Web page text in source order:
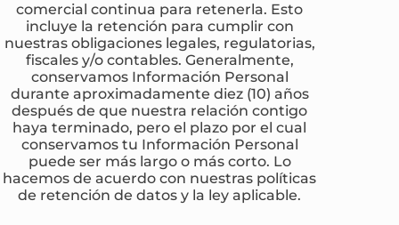
comercial continua para retenerla. Esto
incluye la retención para cumplir con
nuestras obligaciones legales, regulatorias,
fiscales y/o contables. Generalmente,
conservamos Información Personal
durante aproximadamente diez (10) años
después de que nuestra relación contigo
haya terminado, pero el plazo por el cual
conservamos tu Información Personal
puede ser más largo o más corto. Lo
hacemos de acuerdo con nuestras políticas
de retención de datos y la ley aplicable.